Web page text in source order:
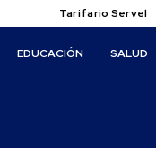
Tarifario Servel
EDUCACIÓN SALUD